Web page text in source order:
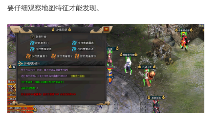
要仔细观察地图特征才能发现。